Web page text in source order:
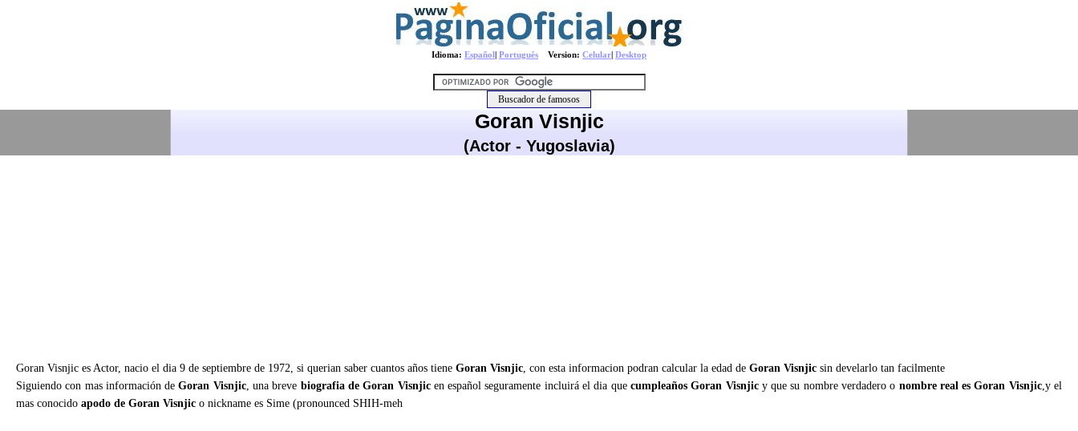
Idioma: Español| Português Version: Celular| Desktop
Goran Visnjic
(Actor - Yugoslavia)
Goran Visnjic es Actor, nacio el dia 9 de septiembre de 1972, si querian saber cuantos años tiene Goran Visnjic, con esta informacion podran calcular la edad de Goran Visnjic sin develarlo tan facilmente
Siguiendo con mas información deGoran Visnjic, una breve biografia de Goran Visnjicen español seguramente incluirá el dia que cumpleaños Goran Visnjicy que su nombre verdadero o nombre real es Goran Visnjic,y el
mas conocido apodo de Goran Visnjic o nickname es Sime (pronounced SHIH-meh